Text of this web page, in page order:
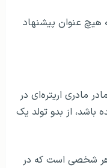
هیچ عنوان پیشنهاد
مادری اریتره‌ای در
باشد، از بدو تولد یک
هر شخصی است که در